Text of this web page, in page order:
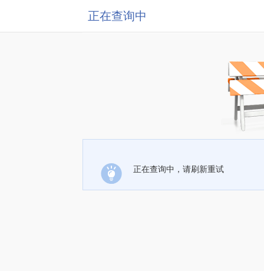
正在查询中
正在查询中，请刷新重试